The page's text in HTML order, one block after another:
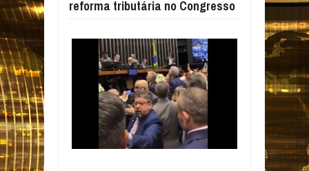
reforma tributária no Congresso